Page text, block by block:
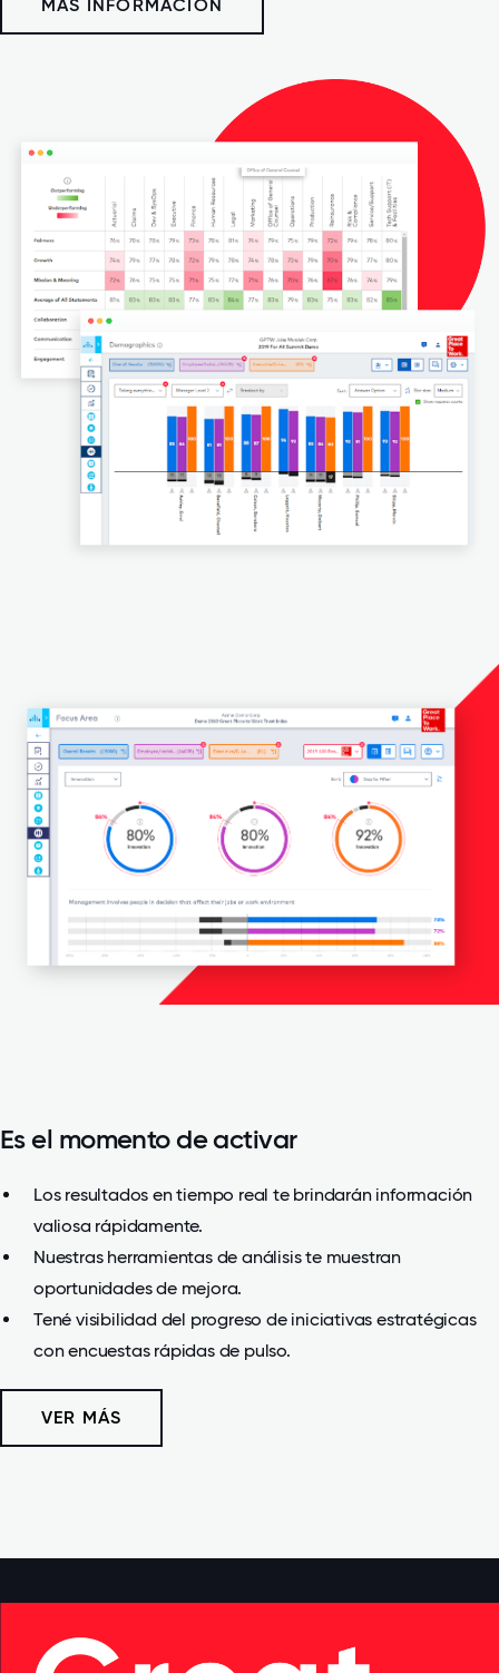
MÁS INFORMACIÓN
Es el momento de activar
Los resultados en tiempo real te brindarán información
valiosa rápidamente.
Nuestras herramientas de análisis te muestran
oportunidades de mejora.
Tené visibilidad del progreso de iniciativas estratégicas
con encuestas rápidas de pulso.
VER MÁS